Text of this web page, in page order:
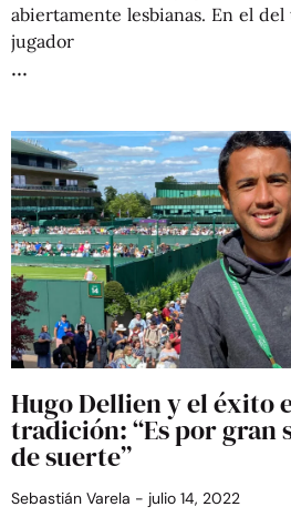
abiertamente lesbianas. En el
jugador
Hugo Dellien y el éxito
tradición: “Es por gran
de suerte”
Sebastián Varela julio 14, 2022